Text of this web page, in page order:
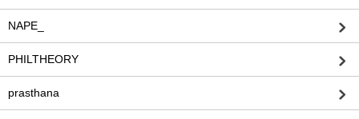
NAPE_
PHILTHEORY
prasthana